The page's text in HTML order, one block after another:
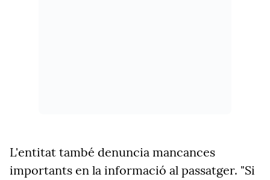
L'entitat també denuncia mancances
importants en la informació al passatger. "Si